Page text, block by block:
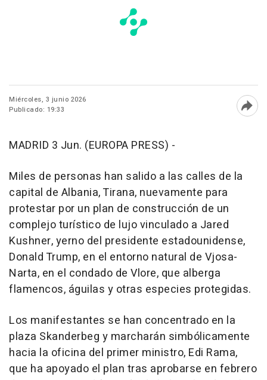
Miércoles, 3 junio 2026
Publicado: 19:33
MADRID 3 Jun. (EUROPA PRESS) -
Miles de personas han salido a las calles de la
capital de Albania, Tirana, nuevamente para
protestar por un plan de construcción de un
complejo turístico de lujo vinculado a Jared
Kushner, yerno del presidente estadounidense,
Donald Trump, en el entorno natural de Vjosa-
Narta, en el condado de Vlore, que alberga
flamencos, águilas y otras especies protegidas.
Los manifestantes se han concentrado en la
plaza Skanderbeg y marcharán simbólicamente
hacia la oficina del primer ministro, Edi Rama,
que ha apoyado el plan tras aprobarse en febrero